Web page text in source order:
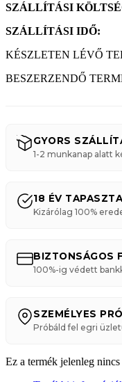
SZÁLLÍTÁSI
SZÁLLÍTÁSI IDŐ:
KÉSZLETEN LÉVŐ
BESZERZENDŐ
GYORS
1-2 munkanap alatt
18 ÉV
Kizárólag 100%
BIZTONSÁGOS
100%-ig védett
SZEMÉLYES
Próbáld fel egri
Ez a termék jelenleg